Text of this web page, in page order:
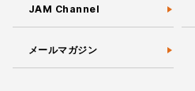
JAM Channel
メールマガジン